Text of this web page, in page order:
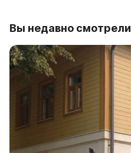
Вы недавно смотрели